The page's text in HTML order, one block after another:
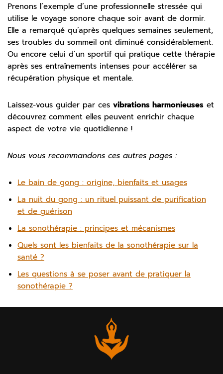
Prenons l’exemple d’une professionnelle stressée qui
utilise le voyage sonore chaque soir avant de dormir.
Elle a remarqué qu’après quelques semaines seulement,
ses troubles du sommeil ont diminué considérablement.
Ou encore celui d’un sportif qui pratique cette thérapie
après ses entraînements intenses pour accélérer sa
récupération physique et mentale.
Laissez-vous guider par ces vibrations harmonieuses et
découvrez comment elles peuvent enrichir chaque
aspect de votre vie quotidienne !
Nous vous recommandons ces autres pages :
Le bain de gong : origine, bienfaits et usages
La nuit du gong : un rituel puissant de purification
et de guérison
La sonothérapie : principes et mécanismes
Quels sont les bienfaits de la sonothérapie sur la
santé ?
Les questions à se poser avant de pratiquer la
sonothérapie ?